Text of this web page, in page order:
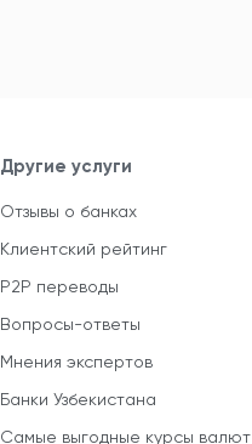
Другие услуги
Отзывы о банках
Клиентский рейтинг
P2P переводы
Вопросы-ответы
Мнения экспертов
Банки Узбекистана
Самые выгодные курсы валют